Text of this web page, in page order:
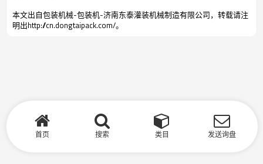
本文出自包装机械-包装机-济南东泰灌装机械制造有限公司，转载请注
明出http://cn.dongtaipack.com/。
首页 搜索 类目 发送询盘